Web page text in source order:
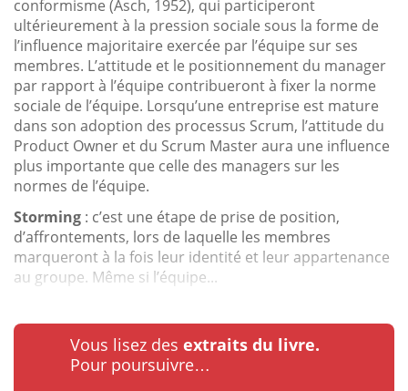
conformisme (Asch, 1952), qui participeront
ultérieurement à la pression sociale sous la forme de
l’influence majoritaire exercée par l’équipe sur ses
membres. L’attitude et le positionnement du manager
par rapport à l’équipe contribueront à fixer la norme
sociale de l’équipe. Lorsqu’une entreprise est mature
dans son adoption des processus Scrum, l’attitude du
Product Owner et du Scrum Master aura une influence
plus importante que celle des managers sur les
normes de l’équipe.
Storming : c’est une étape de prise de position,
d’affrontements, lors de laquelle les membres
marqueront à la fois leur identité et leur appartenance
au groupe. Même si l’équipe...
Vous lisez des extraits du livre.
Pour poursuivre…